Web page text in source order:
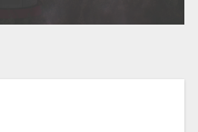
Klosterplatz.